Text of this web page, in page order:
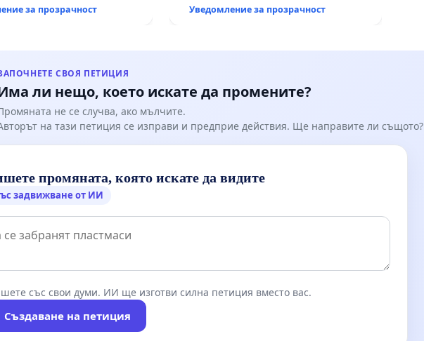
път между пътен
за прозрачност
Уведомление за прозрачност
СВОЯ ПЕТИЦИЯ
ли нещо, което искате да промените?
не се случва, ако мълчите.
на тази петиция се изправи и предприе действия. Ще направите ли същото?
промяната, която искате да видите
задвижване от ИИ
със свои думи. ИИ ще изготви силна петиция вместо вас.
Създаване на петиция